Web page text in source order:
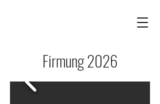
Firmung 2026